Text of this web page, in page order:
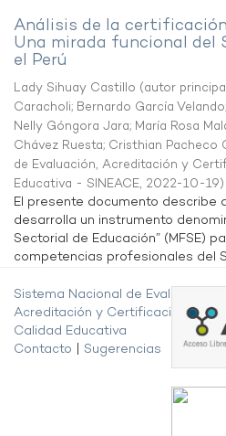
Análisis de la
Una mirada funcional del
el Perú
Lady Sihuay Castillo (autor
Caracholi; Bernardo García Velando;
Nelly Góngora Jara; María Rosa
Chávez Ruesta; Cristhian Pacheco
de Evaluación, Acreditación y
Educativa - SINEACE, 2022-10-19)
El presente documento describe
desarrolla un instrumento
Sectorial de Educación” (MFSE)
competencias profesionales del
Sistema Nacional de Evaluación,
Acreditación y Certificación de la
Calidad Educativa
Contacto
Sugerencias